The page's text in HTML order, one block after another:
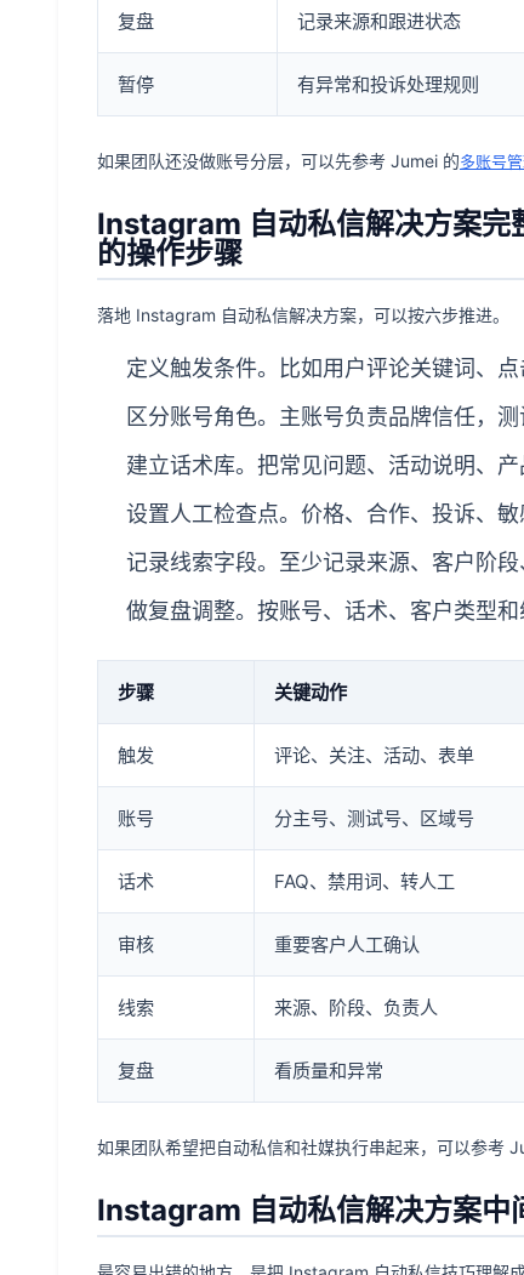
复盘 记录来源和跟进状态
暂停 有异常和投诉处理规则
如果团队还没做账号分层，可以先参考 Jumei 的多账号
Instagram 自动私信解决方案完
的操作步骤
落地 Instagram 自动私信解决方案，可以按六步推进。
定义触发条件。比如用户评论关键词、
区分账号角色。主账号负责品牌信任，
建立话术库。把常见问题、活动说明、
设置人工检查点。价格、合作、投诉、
记录线索字段。至少记录来源、客户阶
做复盘调整。按账号、话术、客户类型和
步骤 关键动作
触发 评论、关注、活动、表单
账号 分主号、测试号、区域号
话术 FAQ、禁用词、转人工
审核 重要客户人工确认
线索 来源、阶段、负责人
复盘 看质量和异常
如果团队希望把自动私信和社媒执行串起来，可以参考
Instagram 自动私信解决方案中